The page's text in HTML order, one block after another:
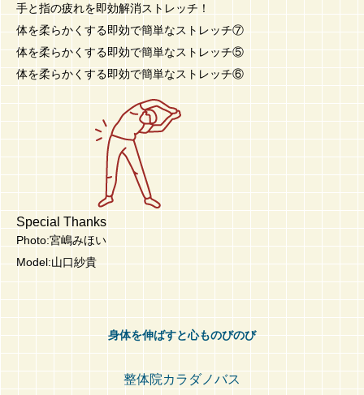
手と指の疲れを即効解消ストレッチ！
体を柔らかくする即効で簡単なストレッチ⑦
体を柔らかくする即効で簡単なストレッチ⑤
体を柔らかくする即効で簡単なストレッチ⑥
Special Thanks
Photo:宮嶋みほい
Model:山口紗貴
身体を伸ばすと心ものびのび
整体院カラダノバス